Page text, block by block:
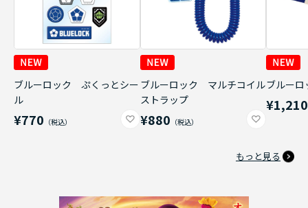
ブルーロック ぷくっとシー
ル
¥770
ブルーロック マルチコイル
ストラップ
¥880
ブルー
¥1,210
もっと見る